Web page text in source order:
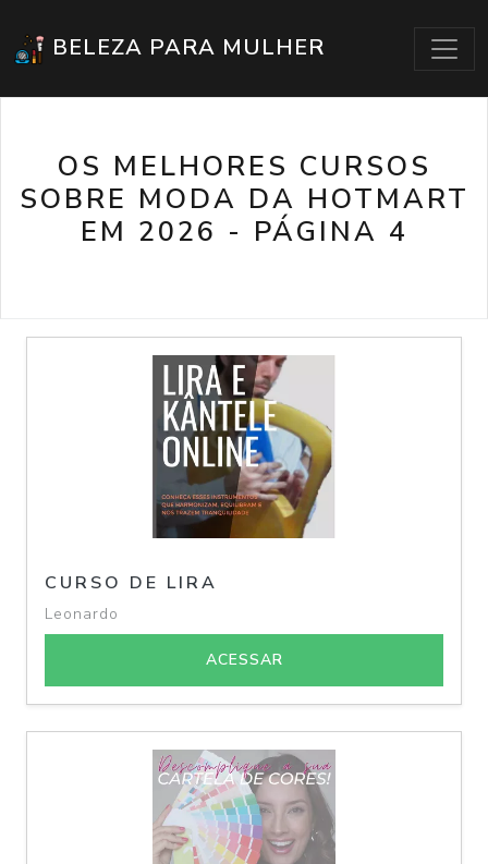
BELEZA PARA MULHER
OS MELHORES CURSOS
SOBRE MODA DA HOTMART
EM 2026 - PÁGINA 4
CURSO DE LIRA
Leonardo
ACESSAR